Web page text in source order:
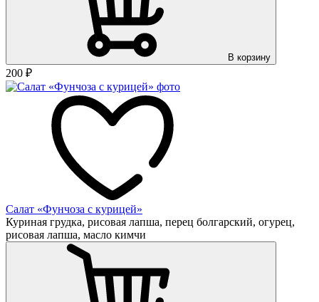
В корзину
200 ₽
Салат «Фунчоза с курицей»
Куриная грудка, рисовая лапша, перец болгарский, огурец,
рисовая лапша, масло кимчи